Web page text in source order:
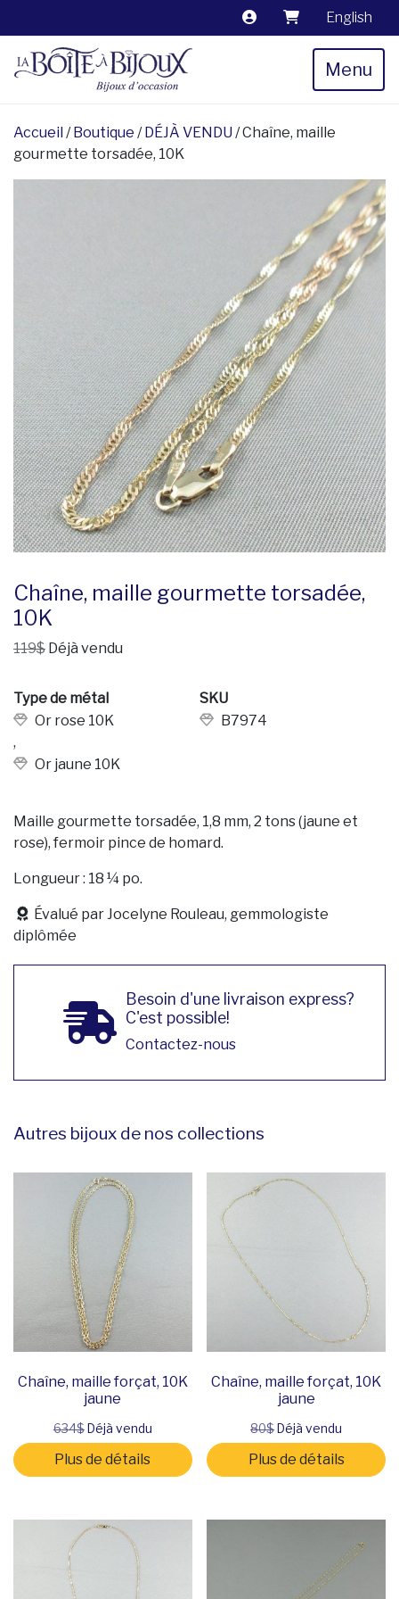
English
Menu
Accueil /Boutique /DÉJÀ VENDU / Chaîne, maille
gourmette torsadée, 10K
Chaîne, maille gourmette torsadée,
10K
119$ Déjà vendu
Type de métal
Or rose 10K
,
Or jaune 10K
SKU
B7974
Maille gourmette torsadée, 1,8 mm, 2 tons (jaune et
rose), fermoir pince de homard.
Longueur : 18 ¼ po.
Évalué par Jocelyne Rouleau, gemmologiste
diplômée
Besoin d'une livraison express?
C'est possible!
Contactez-nous
Autres bijoux de nos collections
Chaîne, maille forçat, 10K
jaune
634$Déjà vendu
Plus de détails
Chaîne, maille forçat, 10K
jaune
80$Déjà vendu
Plus de détails